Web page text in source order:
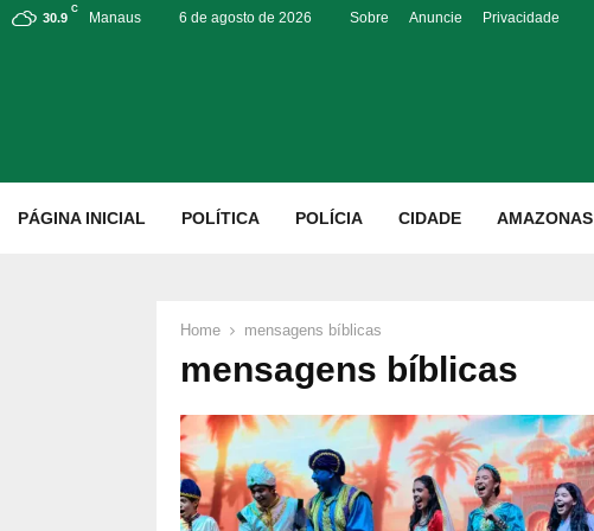
30.9
C
Manaus 6 de agosto de 2026 Sobre Anuncie Privacidade
PÁGINA INICIAL POLÍTICA POLÍCIA CIDADE AMAZONAS
Home mensagens bíblicas
mensagens bíblicas